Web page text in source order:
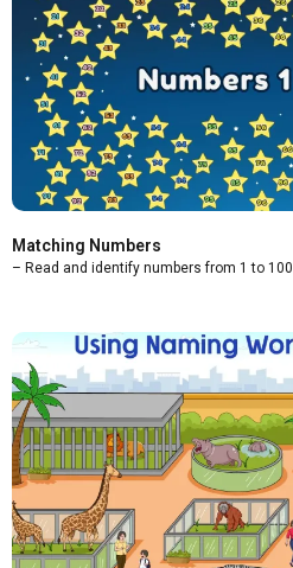
Matching Numbers
– Read and identify numbers from 1 to 100